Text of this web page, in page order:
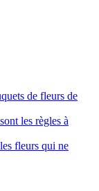
de fleurs de
les règles à
fleurs qui ne